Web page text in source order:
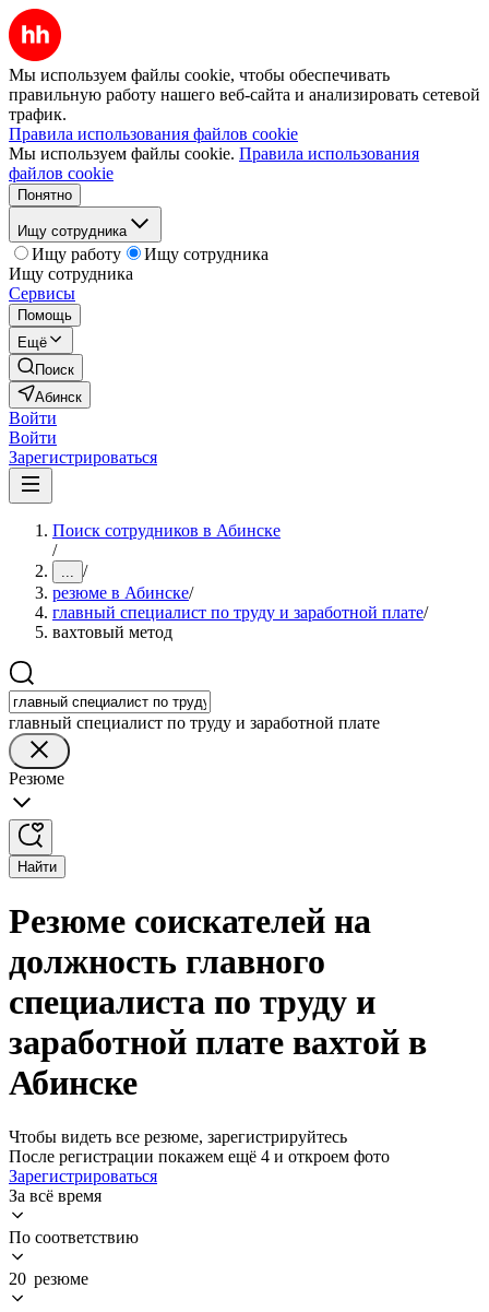
Мы используем файлы cookie, чтобы обеспечивать
правильную работу нашего веб-сайта и анализировать сетевой
трафик.
Правила использования файлов cookie
Мы используем файлы cookie. Правила использования
файлов cookie
Понятно
Ищу сотрудника
Ищу работу
Ищу сотрудника
Ищу сотрудника
Сервисы
Помощь
Ещё
Поиск
Абинск
Войти
Войти
Зарегистрироваться
Поиск сотрудников в Абинске
/
... /
резюме в Абинске/
главный специалист по труду и заработной плате/
вахтовый метод
главный специалист по труду и заработной плате
Резюме
Найти
Резюме соискателей на
должность главного
специалиста по труду и
заработной плате вахтой в
Абинске
Чтобы видеть все резюме, зарегистрируйтесь
После регистрации покажем ещё 4 и откроем фото
Зарегистрироваться
За всё время
По соответствию
20 резюме